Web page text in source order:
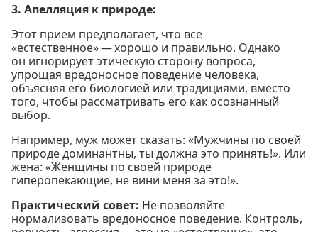
3. Апелляция к природе:
Этот прием предполагает, что все
«естественное» — хорошо и правильно. Однако
он игнорирует этическую сторону вопроса,
упрощая вредоносное поведение человека,
объясняя его биологией или традициями, вместо
того, чтобы рассматривать его как осознанный
выбор.
Например, муж может сказать: «Мужчины по своей
природе доминантны, ты должна это принять!». Или
жена: «Женщины по своей природе
гиперопекающие, не вини меня за это!».
Практический совет: Не позволяйте
нормализовать вредоносное поведение. Контроль,